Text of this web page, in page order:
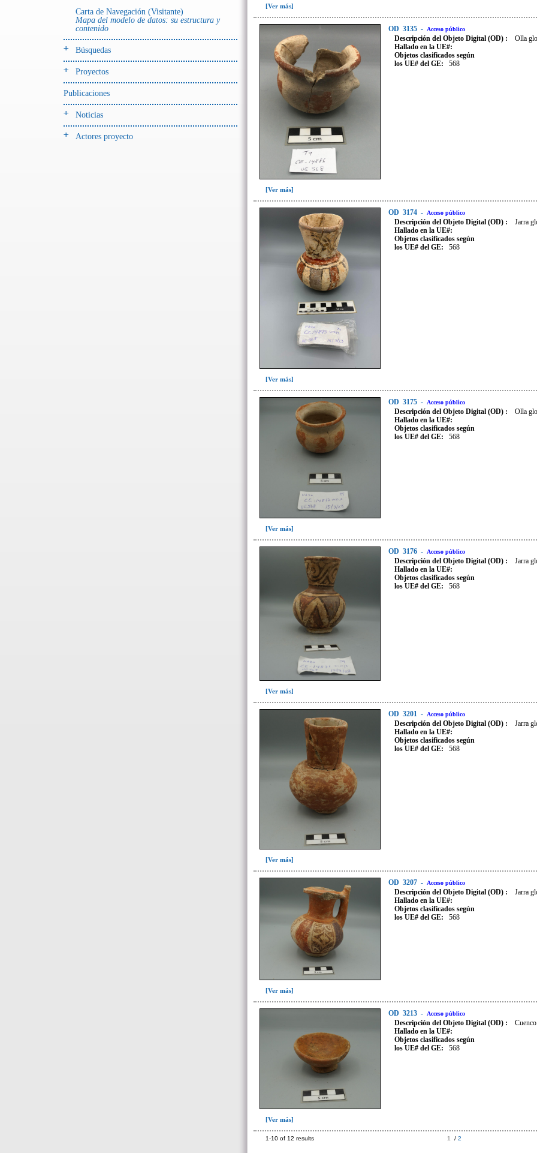
Registro de unidades
- UE# y tipo de UE
donde se halló el objeto
Cernidor(1)
Carta de Navegación (Visitante)
Mapa del modelo de datos: su estructura y
contenido
Búsquedas
Proyectos
Publicaciones
Noticias
Actores proyecto
[Ver más]
OD 3135 - Acceso público
Descripción del Objeto Digital (OD) :
Olla
Hallado en la UE#:
Objetos clasificados según
los UE# del GE:
568
[Ver más]
OD 3174 - Acceso público
Descripción del Objeto Digital (OD) :
Jarra
Hallado en la UE#:
Objetos clasificados según
los UE# del GE:
568
[Ver más]
OD 3175 - Acceso público
Descripción del Objeto Digital (OD) :
Olla
Hallado en la UE#:
Objetos clasificados según
los UE# del GE:
568
[Ver más]
OD 3176 - Acceso público
Descripción del Objeto Digital (OD) :
Jarra
Hallado en la UE#:
Objetos clasificados según
los UE# del GE:
568
[Ver más]
OD 3201 - Acceso público
Descripción del Objeto Digital (OD) :
Jarra
Hallado en la UE#:
Objetos clasificados según
los UE# del GE:
568
[Ver más]
OD 3207 - Acceso público
Descripción del Objeto Digital (OD) :
Jarra
Hallado en la UE#:
Objetos clasificados según
los UE# del GE:
568
[Ver más]
OD 3213 - Acceso público
Descripción del Objeto Digital (OD) :
Hallado en la UE#:
Objetos clasificados según
los UE# del GE:
568
[Ver más]
1-10 of 12 results 1 / 2